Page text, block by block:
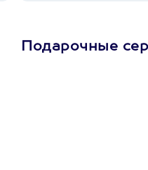
Подарочные